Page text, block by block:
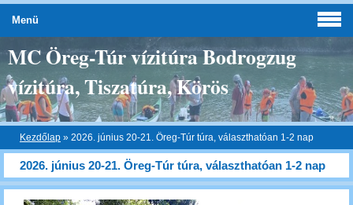
MC Öreg-Túr vízitúra Bodrogzug
vízitúra, Tiszatúra, Körös
Kezdőlap » 2026. június 20-21. Öreg-Túr túra, választhatóan 1-2 nap
2026. június 20-21. Öreg-Túr túra, választhatóan 1-2 nap
Menü